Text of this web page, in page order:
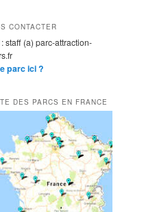
CONTACTER
staff (a) parc-attraction-
parc ici ?
DES PARCS EN FRANCE